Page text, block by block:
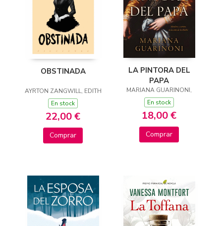
OBSTINADA
AYRTON ZANGWILL, EDITH
En stock
22,00 €
Comprar
LA PINTORA DEL
PAPA
MARIANA GUARINONI,
En stock
18,00 €
Comprar